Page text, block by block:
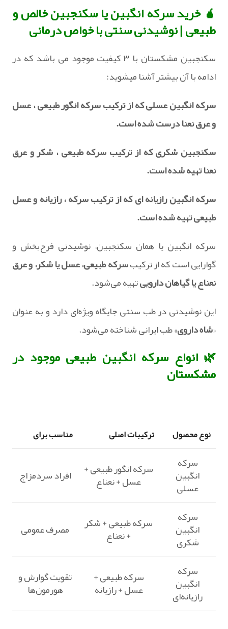
🧉 خرید سرکه انگبین یا سکنجبین خالص و
طبیعی | نوشیدنی سنتی با خواص درمانی
سکنجبین مشکستان با ۳ کیفیت موجود می باشد که در
ادامه با آن بیشتر آشنا میشوید:
سرکه انگبین عسلی که از ترکیب سرکه انگور طبیعی ، عسل
و عرق نعنا درست شده است.
سکنجبین شکری که از ترکیب سرکه طبیعی ، شکر و عرق
نعنا تهیه شده است.
سرکه انگبین رازیانه ای که از ترکیب سرکه ، رازیانه و عسل
طبیعی تهیه شده است.
سرکه انگبین یا همان سکنجبین، نوشیدنی فرح‌بخش و
گوارایی است که از ترکیبسرکه طبیعی، عسل یا شکر، و عرق
نعناع یا گیاهان داروییتهیه می‌شود.
این نوشیدنی در طب سنتی جایگاه ویژه‌ای دارد و به عنوان
«شاه‌ داروی» طب ایرانی شناخته می‌شود.
🌿 انواع سرکه انگبین طبیعی موجود در
مشکستان
نوع محصول ترکیبات اصلی مناسب برای
سرکه
انگبین
عسلی
سرکه انگور طبیعی +
عسل + نعناع افراد سردمزاج
سرکه
انگبین
شکری
سرکه طبیعی + شکر
+ نعناع مصرف عمومی
سرکه
انگبین
رازیانه‌ای
سرکه طبیعی +
عسل + رازیانه
تقویت گوارش و
هورمون‌ها